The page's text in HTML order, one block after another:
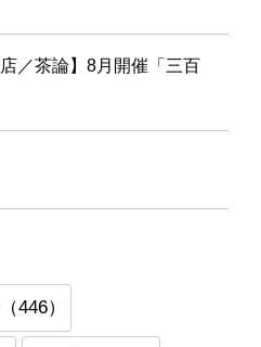
／茶論】8月開催「三百
446）